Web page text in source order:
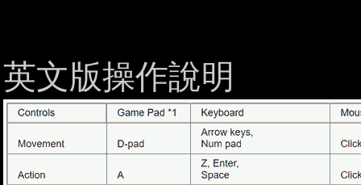
英文版操作說明